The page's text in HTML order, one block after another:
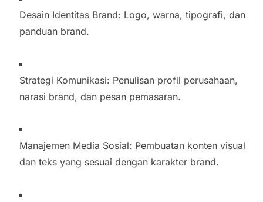
Desain Identitas Brand: Logo, warna, tipografi, dan
panduan brand.
Strategi Komunikasi: Penulisan profil perusahaan,
narasi brand, dan pesan pemasaran.
Manajemen Media Sosial: Pembuatan konten visual
dan teks yang sesuai dengan karakter brand.